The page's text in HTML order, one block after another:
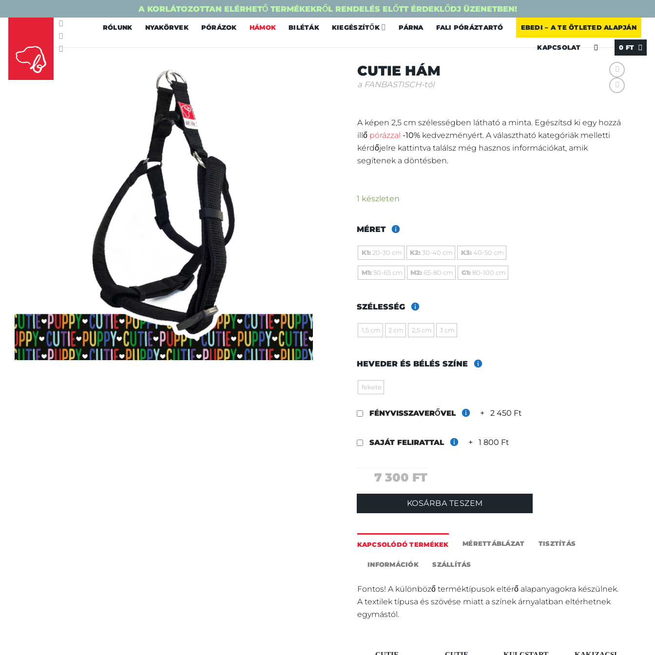
A KORLÁTOZOTTAN ELÉRHETŐ TERMÉKEKRŐL RENDELÉS ELŐTT ÉRDEKLŐDJ ÜZENETBEN!
content
RÓLUNK NYAKÖRVEK PÓRÁZOK HÁMOK BILÉTÁK KIEGÉSZÍTŐK PÁRNA FALI PÓRÁZTARTÓ EBEDI – A TE ÖTLETED ALAPJÁN
KAPCSOLAT 0 FT
CUTIE HÁM
a FANBASTISCH-tól
A képen 2,5 cm szélességben látható a minta. Egészítsd ki egy hozzá
illő pórázzal -10%kedvezményért. A választható kategóriák melletti
kérdőjelre kattintva találsz még hasznos információkat, amik
segítenek a döntésben.
1 készleten
MÉRET
K1:20-30 cm K2:30-40 cm K3:40-50 cm
M1:50-65 cm M2: 65-80 cm G1:80-100 cm
SZÉLESSÉG
1,5 cm 2 cm 2,5 cm 3 cm
HEVEDER ÉS BÉLÉS SZÍNE
fekete
FÉNYVISSZAVERŐVEL + 2 450 Ft
SAJÁT FELIRATTAL + 1 800 Ft
7 300 FT
KOSÁRBA TESZEM
KAPCSOLÓDÓ TERMÉKEK MÉRETTÁBLÁZAT TISZTÍTÁS
INFORMÁCIÓK SZÁLLÍTÁS
Fontos! A különböző terméktípusok eltérő alapanyagokra készülnek.
A textilek típusa és szövése miatt a színek árnyalatban eltérhetnek
egymástól.